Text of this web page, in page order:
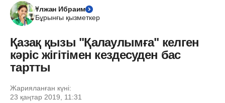
Ұлжан Ибраим
Бұрынғы қызметкер
Қазақ қызы "Қалаулымға" келген
кәріс жігітімен кездесуден бас
тартты
Жарияланған күні:
23 қаңтар 2019, 11:31